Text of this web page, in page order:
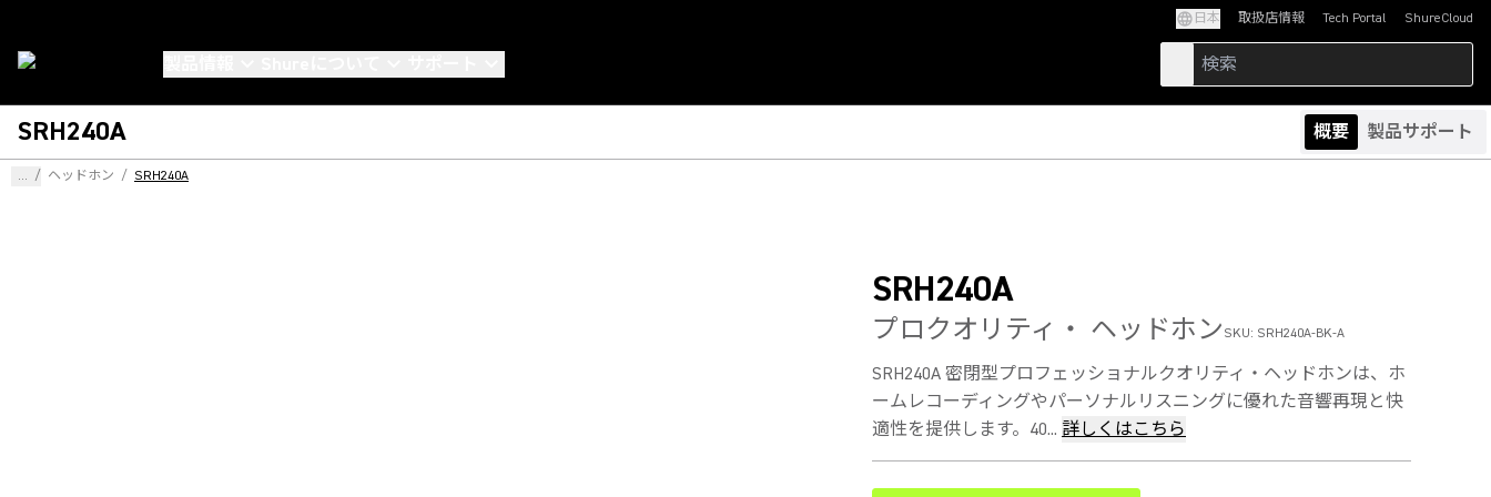
日本 取扱店情報 Tech Portal
(Opens in a new tab)ShureCloud
(Opens in a new
SRH240A 概要 製品サポート
... / ヘッドホン / SRH240A
SRH240A
プロクオリティ・ ヘッドホン SKU: SRH240A-BK-A
SRH240A 密閉型プロフェッショナルクオリティ・ヘッドホンは、ホ
ームレコーディングやパーソナルリスニングに優れた音響再現と快
適性を提供します。40... 詳しくはこちら